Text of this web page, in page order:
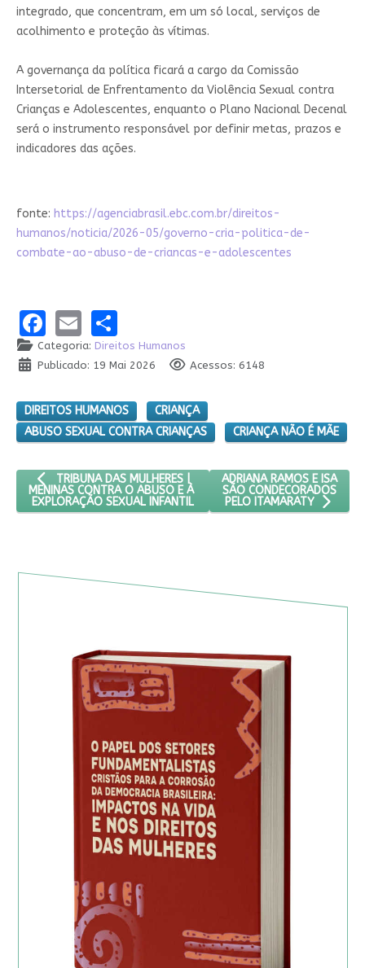
integrado, que concentram, em um só local, serviços de
acolhimento e proteção às vítimas.
A governança da política ficará a cargo da Comissão
Intersetorial de Enfrentamento da Violência Sexual contra
Crianças e Adolescentes, enquanto o Plano Nacional Decenal
será o instrumento responsável por definir metas, prazos e
indicadores das ações.
fonte: https://agenciabrasil.ebc.com.br/direitos-
humanos/noticia/2026-05/governo-cria-politica-de-
combate-ao-abuso-de-criancas-e-adolescentes
Facebook
EmailShare
Categoria: Direitos Humanos
Publicado: 19 Mai 2026
Acessos: 6148
DIREITOS HUMANOS
CRIANÇA
ABUSO SEXUAL CONTRA CRIANÇAS
CRIANÇA NÃO É MÃE
ARTIGO ANTERIOR: TRIBUNA DAS MULHERES | MENINAS
TRIBUNA DAS MULHERES |
MENINAS CONTRA O ABUSO E À
EXPLORAÇÃO SEXUAL INFANTIL
PRÓXIMO ARTIGO:
ADRIANA RAMOS E ISA
SÃO CONDECORADOS
PELO ITAMARATY